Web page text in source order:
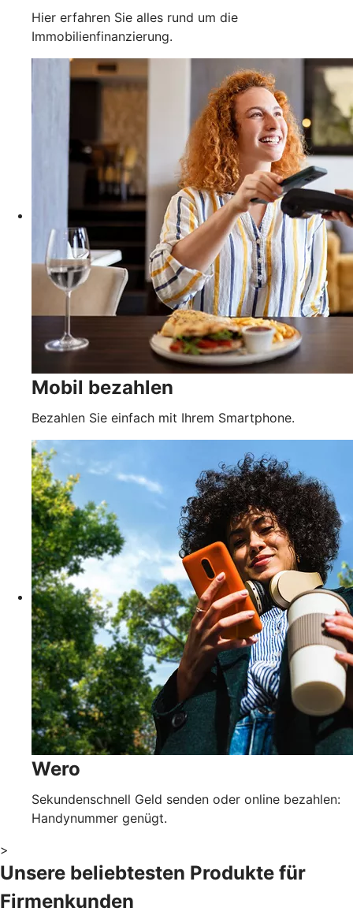
Hier erfahren Sie alles rund um die
Immobilienfinanzierung.
Mobil bezahlen
Bezahlen Sie einfach mit Ihrem Smartphone.
Wero
Sekundenschnell Geld senden oder online bezahlen:
Handynummer genügt.
>
Unsere beliebtesten Produkte für
Firmenkunden